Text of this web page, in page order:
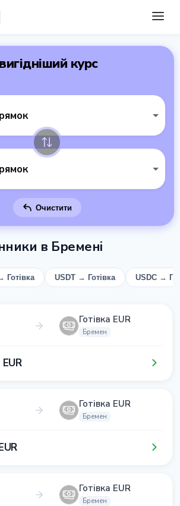
курс
Очистити
в Бремені
Готівка USDT → Готівка USDC →
Готівка EUR
Бремен
Готівка EUR
Бремен
Готівка EUR
Бремен